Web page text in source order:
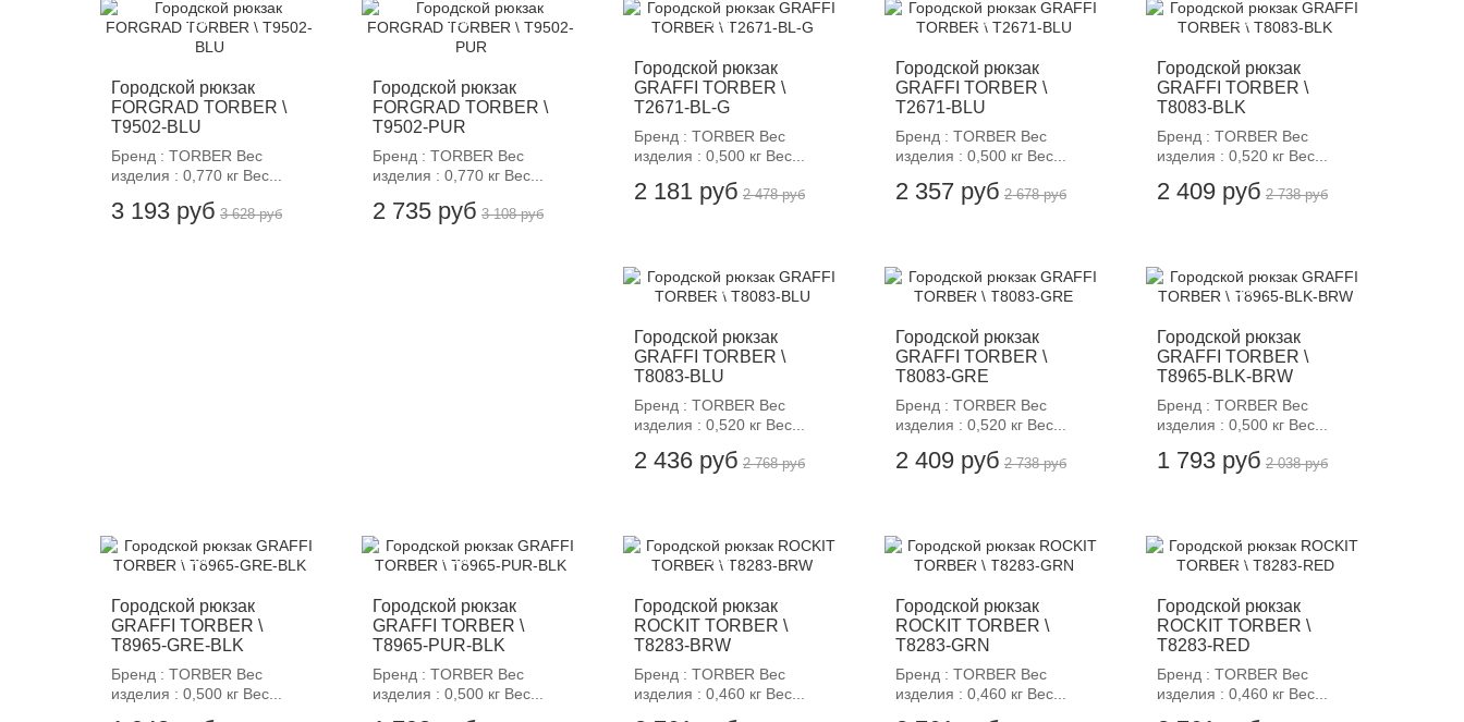
Городской рюкзак
FORGRAD TORBER \
T9502-BLU
Бренд : TORBER Вес
изделия : 0,770 кг Вес...
3 193 руб
-12%
3 628 руб
Городской рюкзак
FORGRAD TORBER \
T9502-PUR
Бренд : TORBER Вес
изделия : 0,770 кг Вес...
2 735 руб
-12%
3 108 руб
Городской рюкзак
GRAFFI TORBER \
T2671-BL-G
Бренд : TORBER Вес
изделия : 0,500 кг Вес...
2 181 руб
-12%
2 478 руб
Городской рюкзак
GRAFFI TORBER \
T2671-BLU
Бренд : TORBER Вес
изделия : 0,500 кг Вес...
2 357 руб
-12%
2 678 руб
Городской рюкзак
GRAFFI TORBER \
T8083-BLK
Бренд : TORBER Вес
изделия : 0,520 кг Вес...
2 409 руб
-12%
2 738 руб
Городской рюкзак
GRAFFI TORBER \
T8083-BLU
Бренд : TORBER Вес
изделия : 0,520 кг Вес...
2 436 руб
-12%
2 768 руб
Городской рюкзак
GRAFFI TORBER \
T8083-GRE
Бренд : TORBER Вес
изделия : 0,520 кг Вес...
2 409 руб
-12%
2 738 руб
Городской рюкзак
GRAFFI TORBER \
T8965-BLK-BRW
Бренд : TORBER Вес
изделия : 0,500 кг Вес...
1 793 руб
-12%
2 038 руб
Городской рюкзак
GRAFFI TORBER \
T8965-GRE-BLK
Бренд : TORBER Вес
изделия : 0,500 кг Вес...
-12%
Городской рюкзак
GRAFFI TORBER \
T8965-PUR-BLK
Бренд : TORBER Вес
изделия : 0,500 кг Вес...
-12%
Городской рюкзак
ROCKIT TORBER \
T8283-BRW
Бренд : TORBER Вес
изделия : 0,460 кг Вес...
-12%
Городской рюкзак
ROCKIT TORBER \
T8283-GRN
Бренд : TORBER Вес
изделия : 0,460 кг Вес...
-12%
Городской рюкзак
ROCKIT TORBER \
T8283-RED
Бренд : TORBER Вес
изделия : 0,460 кг Вес...
-12%